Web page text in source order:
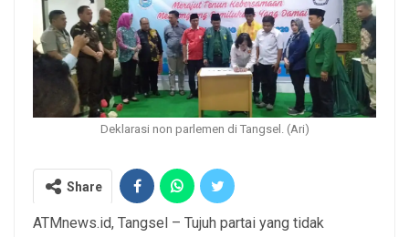
Deklarasi non parlemen di Tangsel. (Ari)
Share
ATMnews.id, Tangsel – Tujuh partai yang tidak